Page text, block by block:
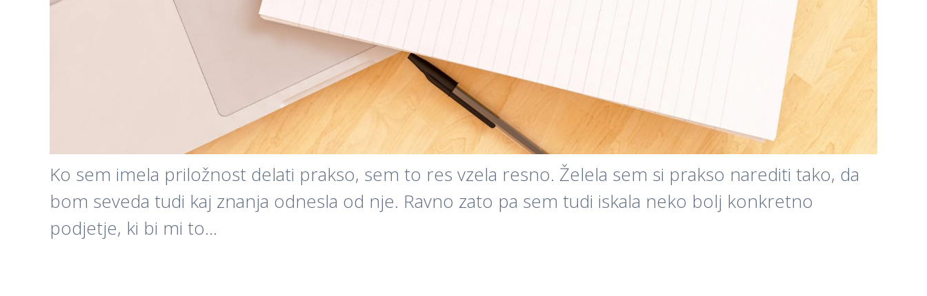
Ko sem imela priložnost delati prakso, sem to res vzela resno. Želela sem si prakso narediti tako, da
bom seveda tudi kaj znanja odnesla od nje. Ravno zato pa sem tudi iskala neko bolj konkretno
podjetje, ki bi mi to…